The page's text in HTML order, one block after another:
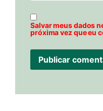
Salvar meus dados
próxima vez que eu